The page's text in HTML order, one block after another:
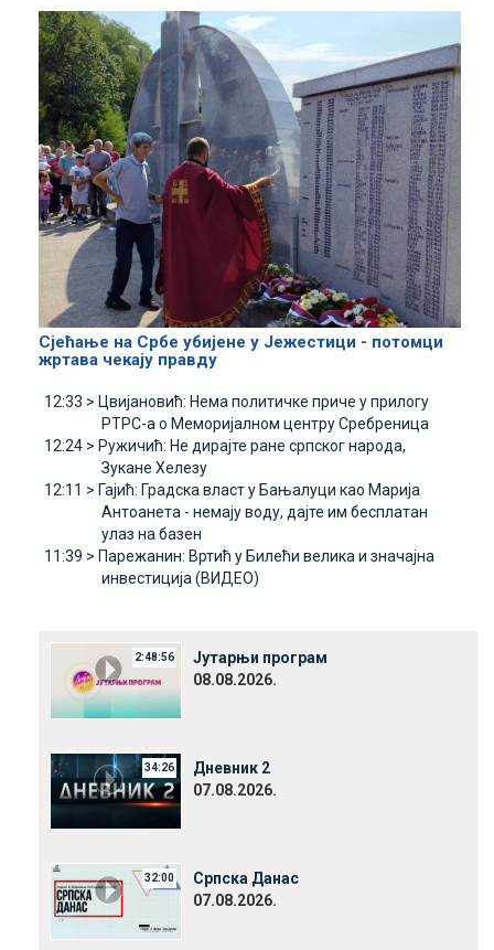
Сјећање на Србе убијене у Јежестици - потомци
жртава чекају правду
12:33 > Цвијановић: Нема политичке приче у прилогу
РТРС-а о Меморијалном центру Сребреница
12:24 > Ружичић: Не дирајте ране српског народа,
Зукане Хелезу
12:11 > Гајић: Градска власт у Бањалуци као Марија
Антоанета - немају воду, дајте им бесплатан
улаз на базен
11:39 > Парежанин: Вртић у Билећи велика и значајна
инвестиција (ВИДЕО)
2:48:56
Јутарњи програм
08.08.2026.
34:26
Дневник 2
07.08.2026.
32:00
Српска Данас
07.08.2026.